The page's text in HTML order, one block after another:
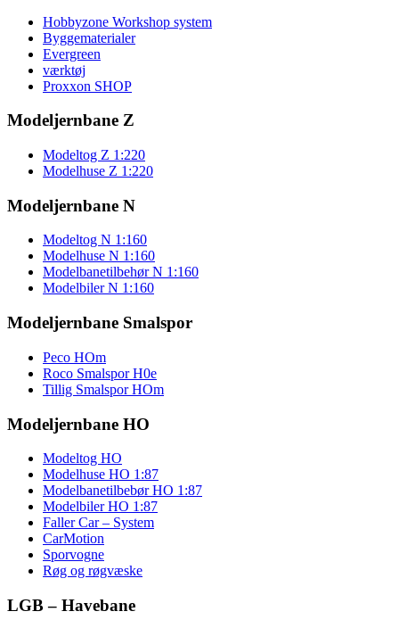
Hobbyzone Workshop system
Byggematerialer
Evergreen
værktøj
Proxxon SHOP
Modeljernbane Z
Modeltog Z 1:220
Modelhuse Z 1:220
Modeljernbane N
Modeltog N 1:160
Modelhuse N 1:160
Modelbanetilbehør N 1:160
Modelbiler N 1:160
Modeljernbane Smalspor
Peco HOm
Roco Smalspor H0e
Tillig Smalspor HOm
Modeljernbane HO
Modeltog HO
Modelhuse HO 1:87
Modelbanetilbebør HO 1:87
Modelbiler HO 1:87
Faller Car – System
CarMotion
Sporvogne
Røg og røgvæske
LGB – Havebane